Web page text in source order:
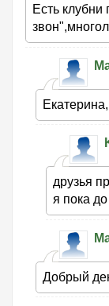
Есть
друзья
я пока
Добрый